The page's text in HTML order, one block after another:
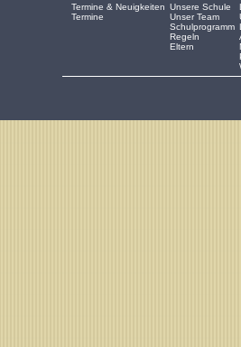
Termine & Neuigkeiten
Termine
Unsere Schule
Unser Team
Schulprogramm
Regeln
Eltern